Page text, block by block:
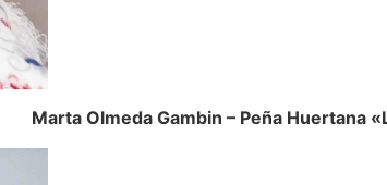
Marta Olmeda Gambin – Peña Huertana